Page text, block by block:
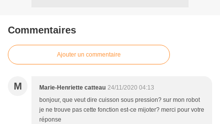
Commentaires
Ajouter un commentaire
M Marie-Henriette catteau 24/11/2020 04:13
bonjour, que veut dire cuisson sous pression? sur mon robot
je ne trouve pas cette fonction est-ce mijoter? merci pour votre
réponse